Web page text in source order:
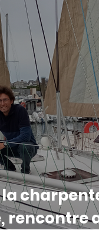
la
rencontre